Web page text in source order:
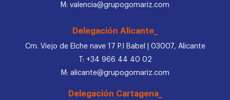
M: valencia@grupogomariz.com
Delegación Alicante_
Cm. Viejo de Elche nave 17 P.I Babel | 03007, Alicante
T: +34 966 44 40 02
M: alicante@grupogomariz.com
Delegación Cartagena_